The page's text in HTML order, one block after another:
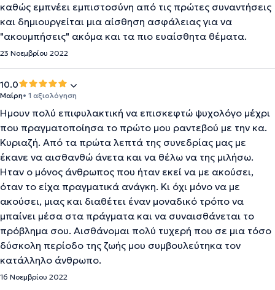
καθώς εμπνέει εμπιστοσύνη από τις πρώτες συναντήσεις
και δημιουργείται μια αίσθηση ασφάλειας για να
"ακουμπήσεις" ακόμα και τα πιο ευαίσθητα θέματα.
23 Νοεμβρίου 2022
10.0
Μαίρη• 1 αξιολόγηση
Ήμουν πολύ επιφυλακτική να επισκεφτώ ψυχολόγο μέχρι
που πραγματοποίησα το πρώτο μου ραντεβού με την κα.
Κυριαζή. Από τα πρώτα λεπτά της συνεδρίας μας με
έκανε να αισθανθώ άνετα και να θέλω να της μιλήσω.
Ήταν ο μόνος άνθρωπος που ήταν εκεί να με ακούσει,
όταν το είχα πραγματικά ανάγκη. Κι όχι μόνο να με
ακούσει, μιας και διαθέτει έναν μοναδικό τρόπο να
μπαίνει μέσα στα πράγματα και να συναισθάνεται το
πρόβλημα σου. Αισθάνομαι πολύ τυχερή που σε μια τόσο
δύσκολη περίοδο της ζωής μου συμβουλεύτηκα τον
κατάλληλο άνθρωπο.
16 Νοεμβρίου 2022